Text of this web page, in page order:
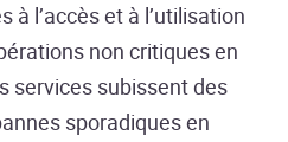
à l’accès et à l’utilisation
non critiques en
services subissent des
sporadiques en